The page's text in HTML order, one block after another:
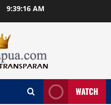
9:39:17 AM
WATCH